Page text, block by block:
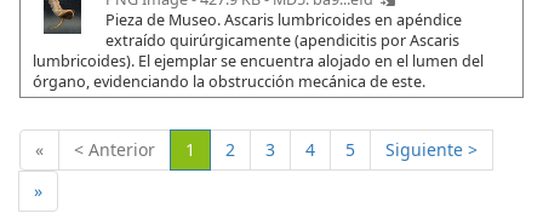
Pieza de Museo. Ascaris lumbricoides en apéndice
extraído quirúrgicamente (apendicitis por Ascaris
lumbricoides). El ejemplar se encuentra alojado en el lumen del
órgano, evidenciando la obstrucción mecánica de este.
« < Anterior 1 (Actual)
2 3 4 5
Siguiente >
»